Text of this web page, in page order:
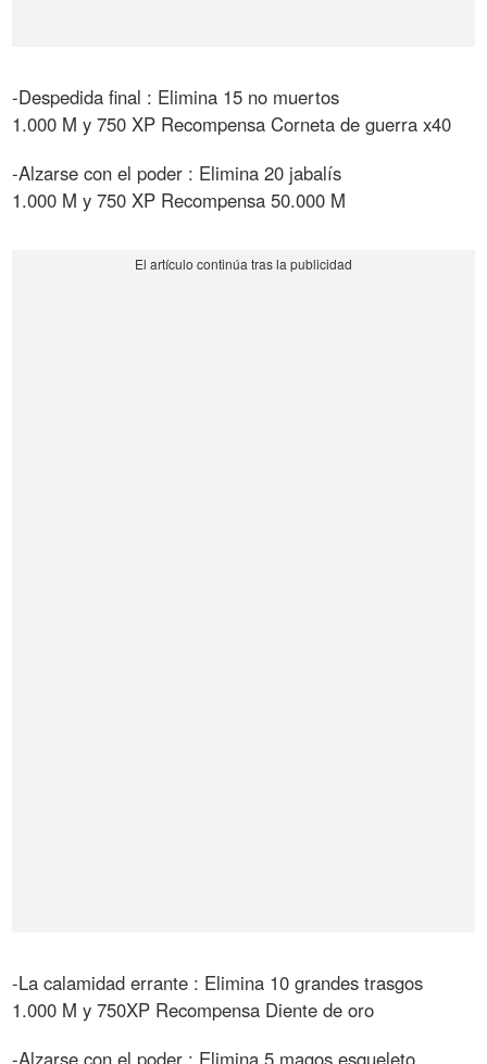
-Despedida final : Elimina 15 no muertos
1.000 M y 750 XP Recompensa Corneta de guerra x40
-Alzarse con el poder : Elimina 20 jabalís
1.000 M y 750 XP Recompensa 50.000 M
-La calamidad errante : Elimina 10 grandes trasgos
1.000 M y 750XP Recompensa Diente de oro
-Alzarse con el poder : Elimina 5 magos esqueleto